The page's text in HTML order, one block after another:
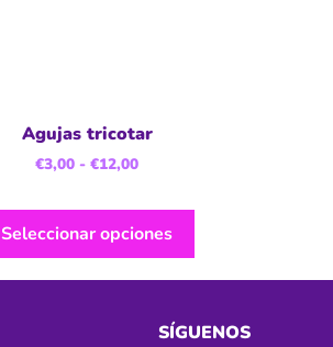
Agujas tricotar
€3,00 - €12,00
Seleccionar opciones
SÍGUENOS